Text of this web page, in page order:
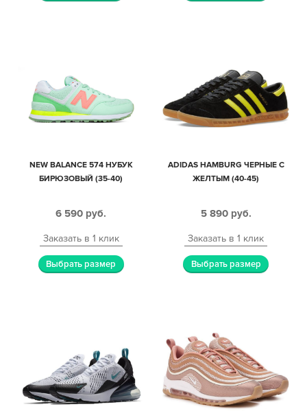
NEW BALANCE 574 НУБУК
БИРЮЗОВЫЙ (35-40)
6 590 руб.
Заказать в 1 клик
Выбрать размер
ADIDAS HAMBURG ЧЕРНЫЕ С
ЖЕЛТЫМ (40-45)
5 890 руб.
Заказать в 1 клик
Выбрать размер